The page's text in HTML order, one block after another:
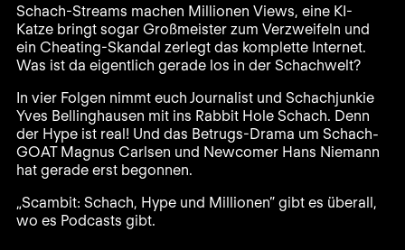
Schach-Streams machen Millionen Views, eine KI-
Katze bringt sogar Großmeister zum Verzweifeln und
ein Cheating-Skandal zerlegt das komplette Internet.
Was ist da eigentlich gerade los in der Schachwelt?
In vier Folgen nimmt euch Journalist und Schachjunkie
Yves Bellinghausen mit ins Rabbit Hole Schach. Denn
der Hype ist real! Und das Betrugs-Drama um Schach-
GOAT Magnus Carlsen und Newcomer Hans Niemann
hat gerade erst begonnen.
„Scambit: Schach, Hype und Millionen” gibt es überall,
wo es Podcasts gibt.